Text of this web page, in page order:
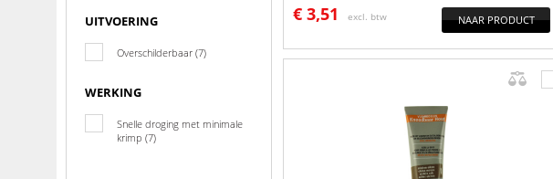
UITVOERING
Overschilderbaar (7)
WERKING
Snelle droging met minimale
krimp (7)
€ 3,51 excl. btw NAAR PRODUCT